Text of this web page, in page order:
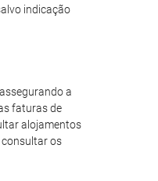
indicação
a
faturas de
alojamentos
os